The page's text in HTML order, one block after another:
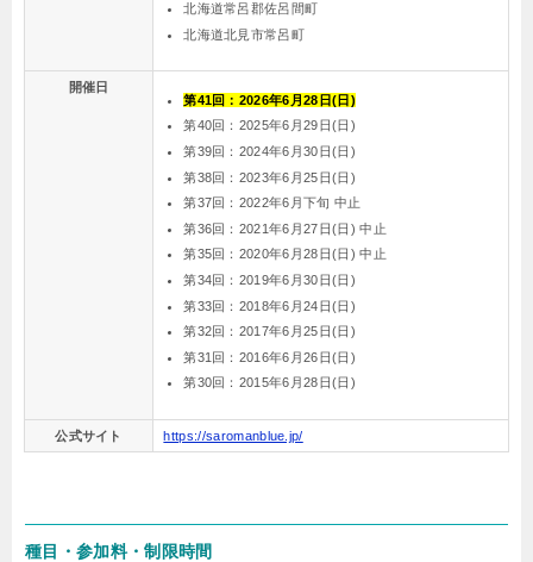
北海道常呂郡佐呂間町
北海道北見市常呂町
開催日
第41回：2026年6月28日(日)
第40回：2025年6月29日(日)
第39回：2024年6月30日(日)
第38回：2023年6月25日(日)
第37回：2022年6月下旬 中止
第36回：2021年6月27日(日) 中止
第35回：2020年6月28日(日) 中止
第34回：2019年6月30日(日)
第33回：2018年6月24日(日)
第32回：2017年6月25日(日)
第31回：2016年6月26日(日)
第30回：2015年6月28日(日)
公式サイト https://saromanblue.jp/
種目・参加料・制限時間